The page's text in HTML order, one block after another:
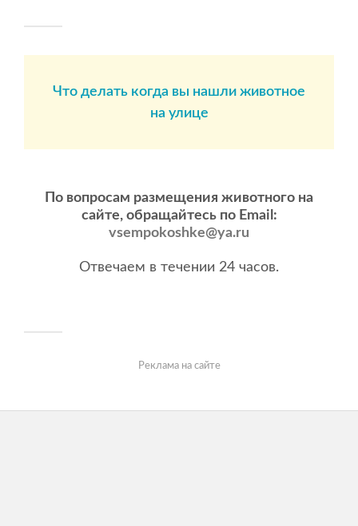
Что делать когда вы нашли животное
на улице
По вопросам размещения животного на
сайте, обращайтесь по Email:
vsempokoshke@ya.ru
Отвечаем в течении 24 часов.
Реклама на сайте